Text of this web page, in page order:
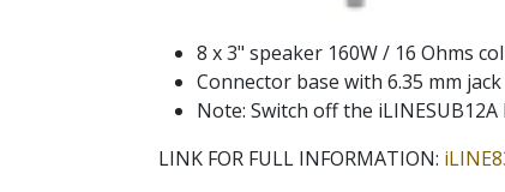
8 x 3" speaker 160W / 16 Ohms
Connector base with 6.35 mm jack
Note: Switch off the
LINK FOR FULL INFORMATION: